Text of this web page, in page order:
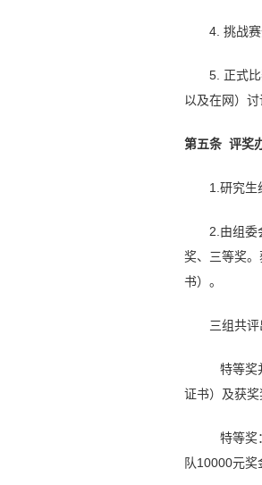
4. 挑战
5. 正式
以及在网）讨
第五条 评奖
1.研究生
2.由组委
奖、三等奖
书）。
三组共评
特等奖
证书）及获
特等奖
队10000元奖